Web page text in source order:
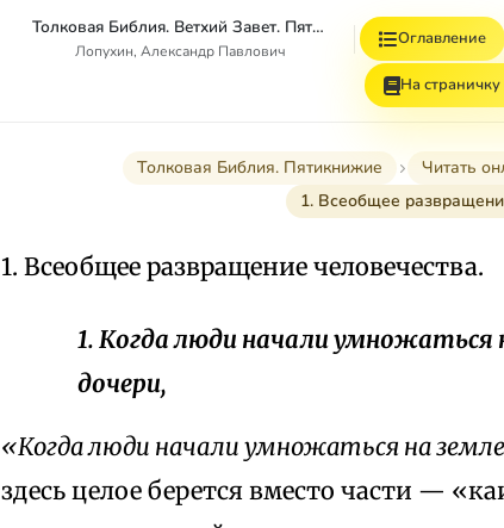
Толковая Библия. Ветхий Завет. Пятикнижие.
Лопухин, Александр Павлович
Оглавление
На
Толковая Библия. Пятикнижие Читать
1. Всеобщее
1. Всеобщее развращение человечества.
1. Когда люди начали умножаться
дочери,
«Когда люди начали умножаться на
здесь целое берется вместо части —